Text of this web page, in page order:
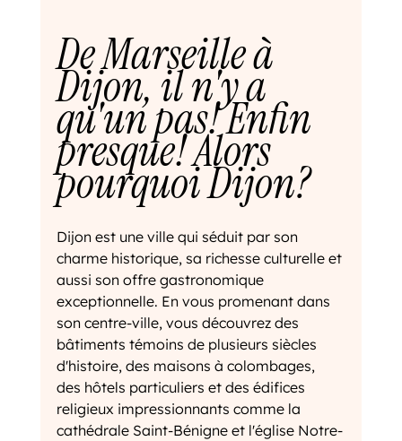
De Marseille à
Dijon, il n'y a
qu'un pas! Enfin
presque! Alors
pourquoi Dijon?
Dijon est une ville qui séduit par son
charme historique, sa richesse culturelle et
aussi son offre gastronomique
exceptionnelle. En vous promenant dans
son centre-ville, vous découvrez des
bâtiments témoins de plusieurs siècles
d'histoire, des maisons à colombages,
des hôtels particuliers et des édifices
religieux impressionnants comme la
cathédrale Saint-Bénigne et l'église Notre-